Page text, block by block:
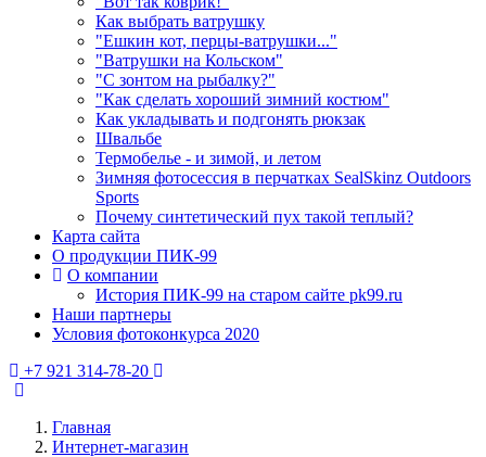
Как выбрать ватрушку
"Ешкин кот, перцы-ватрушки..."
"Ватрушки на Кольском"
"С зонтом на рыбалку?"
"Как сделать хороший зимний костюм"
Как укладывать и подгонять рюкзак
Швальбе
Термобелье - и зимой, и летом
Зимняя фотосессия в перчатках SealSkinz Outdoors
Sports
Почему синтетический пух такой теплый?
Карта сайта
О продукции ПИК-99
О компании
История ПИК-99 на старом сайте pk99.ru
Наши партнеры
Условия фотоконкурса 2020
+7 921 314-78-20
Главная
Интернет-магазин